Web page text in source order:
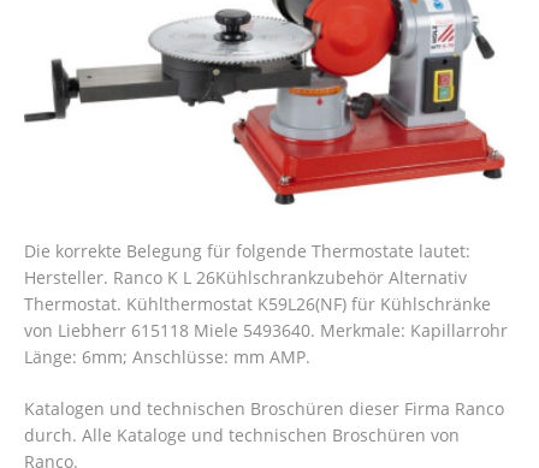
Die korrekte Belegung für folgende Thermostate lautet:
Hersteller. Ranco K L 26Kühlschrankzubehör Alternativ
Thermostat. Kühlthermostat K59L26(NF) für Kühlschränke
von Liebherr 615118 Miele 5493640. Merkmale: Kapillarrohr
Länge: 6mm; Anschlüsse: mm AMP.
Katalogen und technischen Broschüren dieser Firma Ranco
durch. Alle Kataloge und technischen Broschüren von
Ranco.